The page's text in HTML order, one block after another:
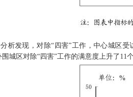
析发现，对除“四害”工作，中心城区
围城区对除“四害”工作的满意度上升了11